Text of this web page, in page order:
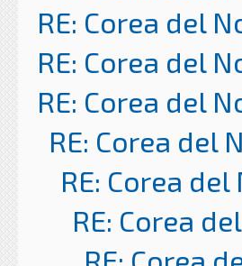
RE: Corea del
RE: Corea del
RE: Corea del
RE: Corea del
RE: Corea
RE: Corea